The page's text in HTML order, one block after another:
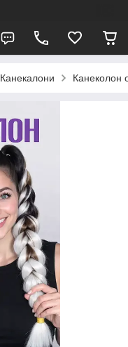
Канекалони Канеколон